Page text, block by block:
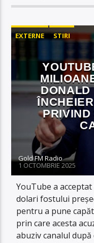
EXTERNE STIRI
DONALD
Gold FM Radio
1 OCTOMBRIE 2025
YouTube a
dolari fostului
pentru a pune
prin care acesta
abuziv canalul